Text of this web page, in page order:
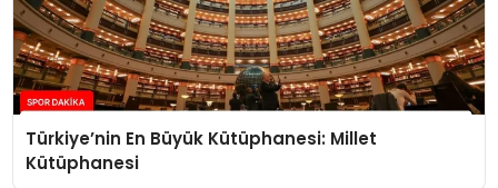
Türkiye’nin En Büyük Kütüphanesi: Millet
Kütüphanesi